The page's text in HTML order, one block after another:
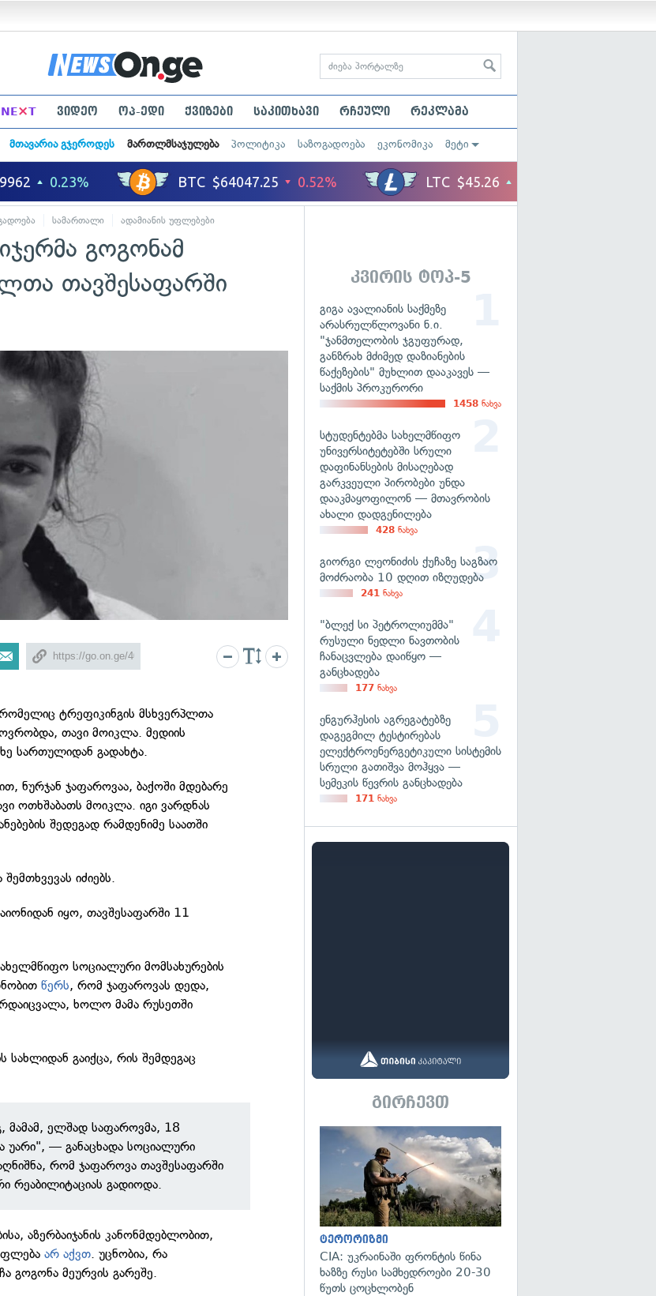
NE×T ვიდეო ოპ-ედი ქვიზები საკითხავი რჩეული რეკლამა
მთავარია გჯეროდეს მართლმსაჯულება პოლიტიკა საზოგადოება ეკონომიკა მეტი
სამართალი ადამიანის უფლებები
გოგონამ
თავშესაფარში
ტრეფიკინგის მსხვერპლთა
თავი მოიკლა. მედიის
სართულიდან გადახტა.
ნურჯან ჯაფაროვაა, ბაქოში მდებარე
ოთხშაბათს მოიკლა. იგი ვარდნას
შედეგად რამდენიმე საათში
იძიებს.
იყო, თავშესაფარში 11
სოციალური მომსახურების
წერს, რომ ჯაფაროვას დედა,
ხოლო მამა რუსეთში
სახლიდან გაიქცა, რის შემდეგაც
მამამ, ელშად საფაროვმა, 18
— განაცხადა სოციალური
რომ ჯაფაროვა თავშესაფარში
რეაბილიტაციას გადიოდა.
აზერბაიჯანის კანონმდებლობით,
არ აქვთ. უცნობია, რა
გოგონა მეურვის გარეშე.
კვირის ტოპ-5
გიგა ავალიანის საქმეზე
არასრულწლოვანი ნ.ი.
"ჯანმთელობის ჯგუფურად,
განზრახ მძიმედ დაზიანების
წაქეზების" მუხლით დააკავეს —
საქმის პროკურორი
1458 ნახვა
სტუდენტებმა სახელმწიფო
უნივერსიტეტებში სრული
დაფინანსების მისაღებად
გარკვეული პირობები უნდა
დააკმაყოფილონ — მთავრობის
ახალი დადგენილება
428 ნახვა
გიორგი ლეონიძის ქუჩაზე საგზაო
მოძრაობა 10 დღით იზღუდება
241 ნახვა
"ბლექ სი პეტროლიუმმა"
რუსული ნედლი ნავთობის
ჩანაცვლება დაიწყო —
განცხადება
177 ნახვა
ენგურჰესის აგრეგატებზე
დაგეგმილ ტესტირებას
ელექტროენერგეტიკული სისტემის
სრული გათიშვა მოჰყვა —
სემეკის წევრის განცხადება
171 ნახვა
გირჩევთ
ტერორიზმი
CIA: უკრაინაში ფრონტის წინა
ხაზზე რუსი სამხედროები 20-30
წუთს ცოცხლობენ